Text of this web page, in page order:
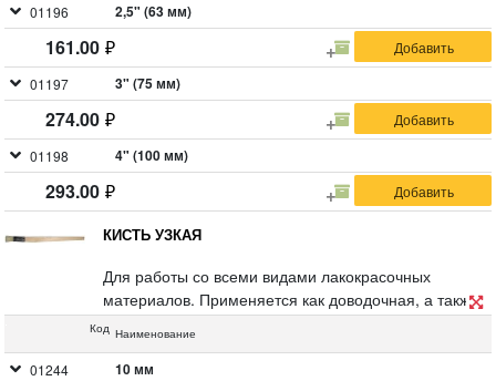
01196 2,5" (63 мм)
161.00
01197 3" (75 мм)
274.00
01198 4" (100 мм)
293.00
КИСТЬ УЗКАЯ
Для работы со всеми видами лакокрасочных
материалов. Применяется как доводочная, а также
для работы в труднодоступных местах. Натуральная
Код Наименование
01244 10 мм